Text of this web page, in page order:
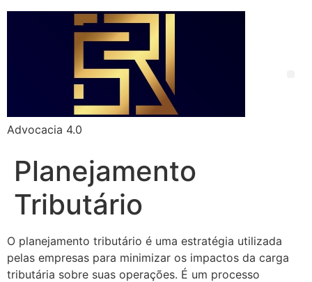
Advocacia 4.0
Planejamento
Tributário
O planejamento tributário é uma estratégia utilizada
pelas empresas para minimizar os impactos da carga
tributária sobre suas operações. É um processo